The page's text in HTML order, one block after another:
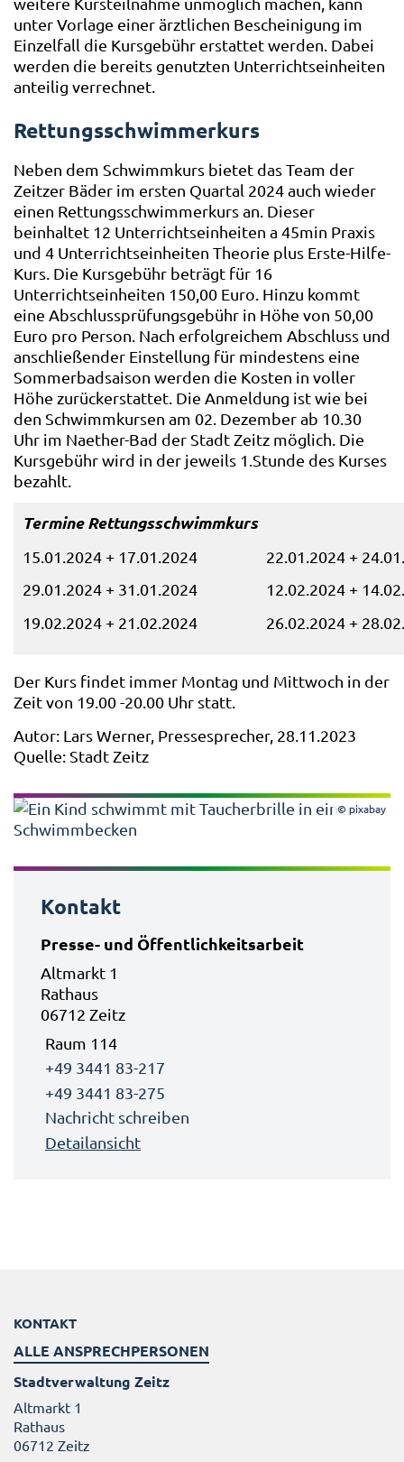
unter Vorlage einer ärztlichen Bescheinigung im
Einzelfall die Kursgebühr erstattet werden. Dabei
werden die bereits genutzten Unterrichtseinheiten
anteilig verrechnet.
Rettungsschwimmerkurs
Neben dem Schwimmkurs bietet das Team der
Zeitzer Bäder im ersten Quartal 2024 auch wieder
einen Rettungsschwimmerkurs an. Dieser
beinhaltet 12 Unterrichtseinheiten a 45min Praxis
und 4 Unterrichtseinheiten Theorie plus Erste-Hilfe-
Kurs. Die Kursgebühr beträgt für 16
Unterrichtseinheiten 150,00 Euro. Hinzu kommt
eine Abschlussprüfungsgebühr in Höhe von 50,00
Euro pro Person. Nach erfolgreichem Abschluss und
anschließender Einstellung für mindestens eine
Sommerbadsaison werden die Kosten in voller
Höhe zurückerstattet. Die Anmeldung ist wie bei
den Schwimmkursen am 02. Dezember ab 10.30
Uhr im Naether-Bad der Stadt Zeitz möglich. Die
Kursgebühr wird in der jeweils 1.Stunde des Kurses
bezahlt.
Termine Rettungsschwimmkurs
15.01.2024 + 17.01.2024 22.01.2024 +
29.01.2024 + 31.01.2024 12.02.2024 +
19.02.2024 + 21.02.2024 26.02.2024 +
Der Kurs findet immer Montag und Mittwoch in der
Zeit von 19.00 -20.00 Uhr statt.
Autor: Lars Werner, Pressesprecher, 28.11.2023
Quelle: Stadt Zeitz
© pixabay
Kontakt
Presse- und Öffentlichkeitsarbeit
Altmarkt 1
Rathaus
06712 Zeitz
Raum 114
+49 3441 83-217
+49 3441 83-275
Nachricht schreiben
Detailansicht
KONTAKT
ALLE ANSPRECHPERSONEN
Stadtverwaltung Zeitz
Altmarkt 1
Rathaus
06712 Zeitz